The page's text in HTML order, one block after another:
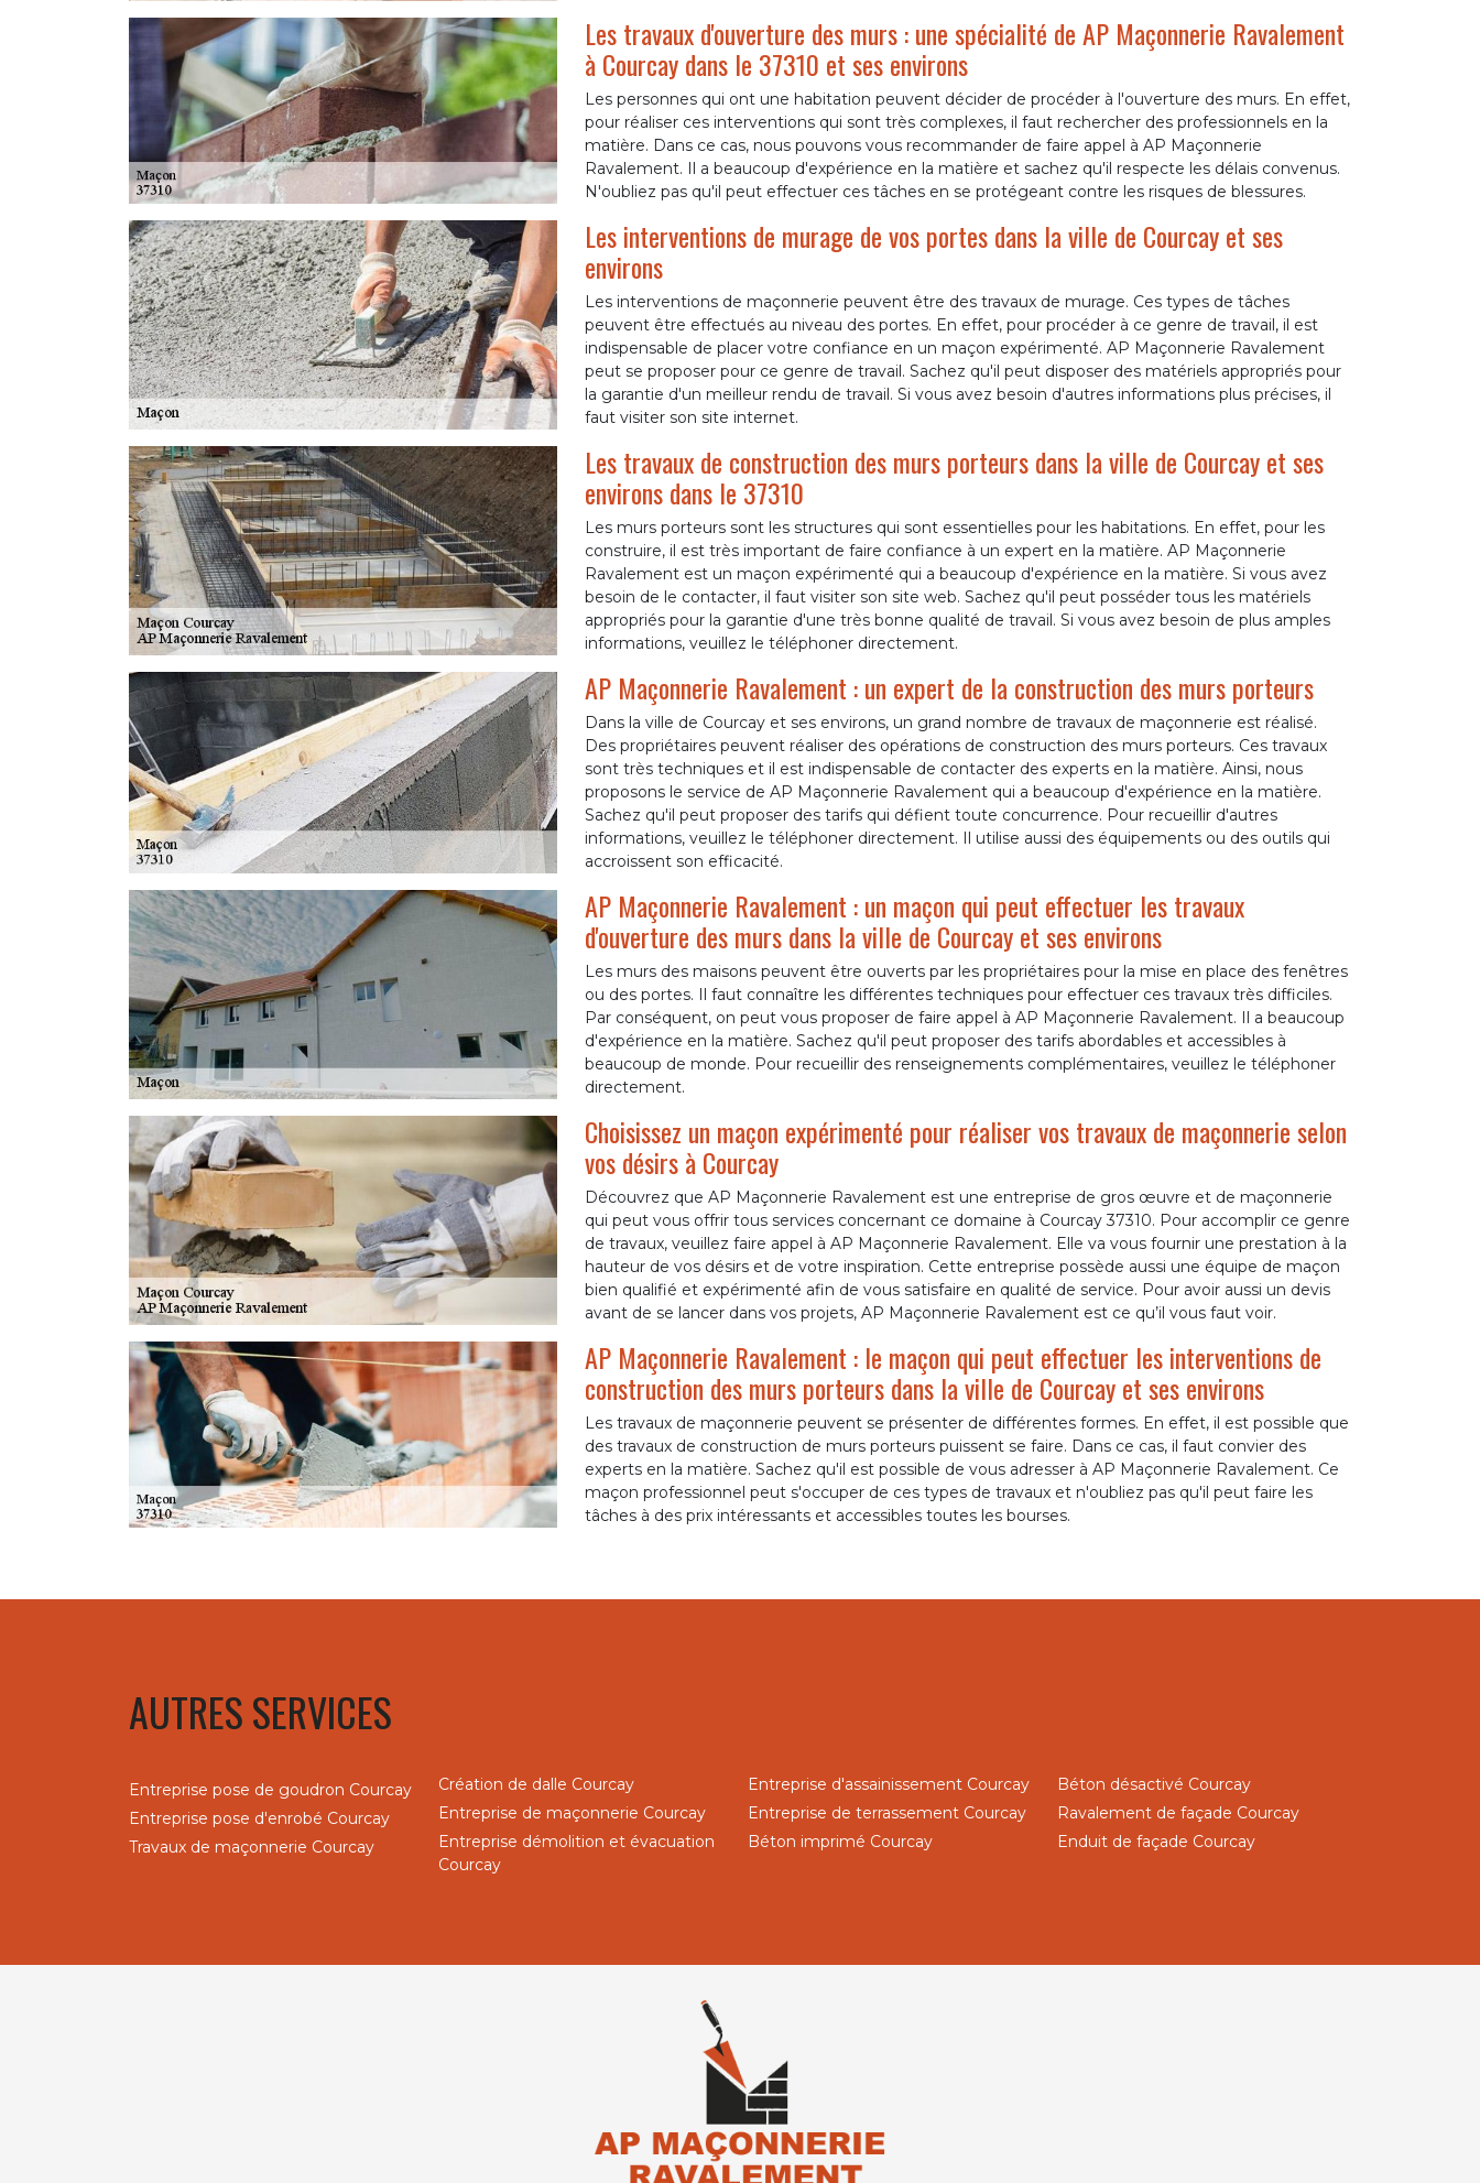
Les travaux d'ouverture des murs : une spécialité de AP Maçonnerie Ravalement
à Courcay dans le 37310 et ses environs
Les personnes qui ont une habitation peuvent décider de procéder à l'ouverture des murs. En effet,
pour réaliser ces interventions qui sont très complexes, il faut rechercher des professionnels en la
matière. Dans ce cas, nous pouvons vous recommander de faire appel à AP Maçonnerie
Ravalement. Il a beaucoup d'expérience en la matière et sachez qu'il respecte les délais convenus.
N'oubliez pas qu'il peut effectuer ces tâches en se protégeant contre les risques de blessures.
Les interventions de murage de vos portes dans la ville de Courcay et ses
environs
Les interventions de maçonnerie peuvent être des travaux de murage. Ces types de tâches
peuvent être effectués au niveau des portes. En effet, pour procéder à ce genre de travail, il est
indispensable de placer votre confiance en un maçon expérimenté. AP Maçonnerie Ravalement
peut se proposer pour ce genre de travail. Sachez qu'il peut disposer des matériels appropriés pour
la garantie d'un meilleur rendu de travail. Si vous avez besoin d'autres informations plus précises, il
faut visiter son site internet.
Les travaux de construction des murs porteurs dans la ville de Courcay et ses
environs dans le 37310
Les murs porteurs sont les structures qui sont essentielles pour les habitations. En effet, pour les
construire, il est très important de faire confiance à un expert en la matière. AP Maçonnerie
Ravalement est un maçon expérimenté qui a beaucoup d'expérience en la matière. Si vous avez
besoin de le contacter, il faut visiter son site web. Sachez qu'il peut posséder tous les matériels
appropriés pour la garantie d'une très bonne qualité de travail. Si vous avez besoin de plus amples
informations, veuillez le téléphoner directement.
AP Maçonnerie Ravalement : un expert de la construction des murs porteurs
Dans la ville de Courcay et ses environs, un grand nombre de travaux de maçonnerie est réalisé.
Des propriétaires peuvent réaliser des opérations de construction des murs porteurs. Ces travaux
sont très techniques et il est indispensable de contacter des experts en la matière. Ainsi, nous
proposons le service de AP Maçonnerie Ravalement qui a beaucoup d'expérience en la matière.
Sachez qu'il peut proposer des tarifs qui défient toute concurrence. Pour recueillir d'autres
informations, veuillez le téléphoner directement. Il utilise aussi des équipements ou des outils qui
accroissent son efficacité.
AP Maçonnerie Ravalement : un maçon qui peut effectuer les travaux
d'ouverture des murs dans la ville de Courcay et ses environs
Les murs des maisons peuvent être ouverts par les propriétaires pour la mise en place des fenêtres
ou des portes. Il faut connaître les différentes techniques pour effectuer ces travaux très difficiles.
Par conséquent, on peut vous proposer de faire appel à AP Maçonnerie Ravalement. Il a beaucoup
d'expérience en la matière. Sachez qu'il peut proposer des tarifs abordables et accessibles à
beaucoup de monde. Pour recueillir des renseignements complémentaires, veuillez le téléphoner
directement.
Choisissez un maçon expérimenté pour réaliser vos travaux de maçonnerie selon
vos désirs à Courcay
Découvrez que AP Maçonnerie Ravalement est une entreprise de gros œuvre et de maçonnerie
qui peut vous offrir tous services concernant ce domaine à Courcay 37310. Pour accomplir ce genre
de travaux, veuillez faire appel à AP Maçonnerie Ravalement. Elle va vous fournir une prestation à la
hauteur de vos désirs et de votre inspiration. Cette entreprise possède aussi une équipe de maçon
bien qualifié et expérimenté afin de vous satisfaire en qualité de service. Pour avoir aussi un devis
avant de se lancer dans vos projets, AP Maçonnerie Ravalement est ce qu’il vous faut voir.
AP Maçonnerie Ravalement : le maçon qui peut effectuer les interventions de
construction des murs porteurs dans la ville de Courcay et ses environs
Les travaux de maçonnerie peuvent se présenter de différentes formes. En effet, il est possible que
des travaux de construction de murs porteurs puissent se faire. Dans ce cas, il faut convier des
experts en la matière. Sachez qu'il est possible de vous adresser à AP Maçonnerie Ravalement. Ce
maçon professionnel peut s'occuper de ces types de travaux et n'oubliez pas qu'il peut faire les
tâches à des prix intéressants et accessibles toutes les bourses.
AUTRES SERVICES
Entreprise pose de goudron Courcay
Entreprise pose d'enrobé Courcay
Travaux de maçonnerie Courcay
Création de dalle Courcay
Entreprise de maçonnerie Courcay
Entreprise démolition et évacuation
Courcay
Entreprise d'assainissement Courcay
Entreprise de terrassement Courcay
Béton imprimé Courcay
Béton désactivé Courcay
Ravalement de façade Courcay
Enduit de façade Courcay